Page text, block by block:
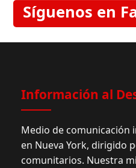
Síguenos en
Información al
Medio de comunicación
en Nueva York, dirigido
comunitarios. Nuestra